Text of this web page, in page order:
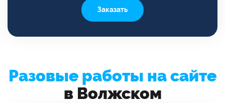
Заказать
Разовые работы на сайте
в Волжском